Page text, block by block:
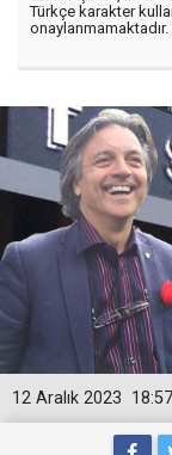
Türkçe karakter
onaylanmamaktadır.
18:57
12 Aralık 2023